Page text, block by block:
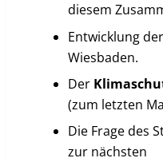
diesem
Entwicklung der
Wiesbaden.
Der
(zum letzten
Die Frage des
zur nächsten